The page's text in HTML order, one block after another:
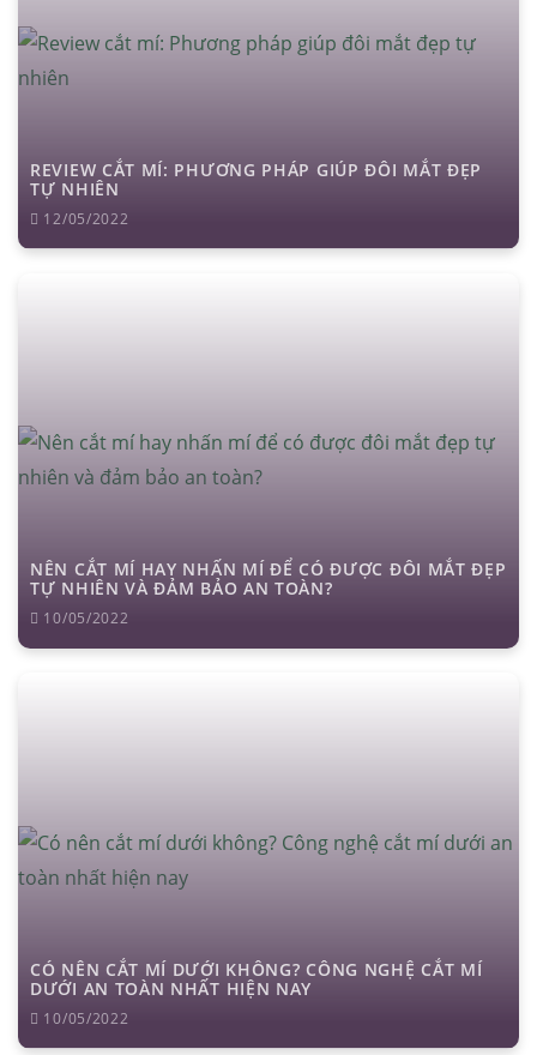
REVIEW CẮT MÍ: PHƯƠNG PHÁP GIÚP ĐÔI MẮT ĐẸP
TỰ NHIÊN
12/05/2022
NÊN CẮT MÍ HAY NHẤN MÍ ĐỂ CÓ ĐƯỢC ĐÔI MẮT ĐẸP
TỰ NHIÊN VÀ ĐẢM BẢO AN TOÀN?
10/05/2022
CÓ NÊN CẮT MÍ DƯỚI KHÔNG? CÔNG NGHỆ CẮT MÍ
DƯỚI AN TOÀN NHẤT HIỆN NAY
10/05/2022